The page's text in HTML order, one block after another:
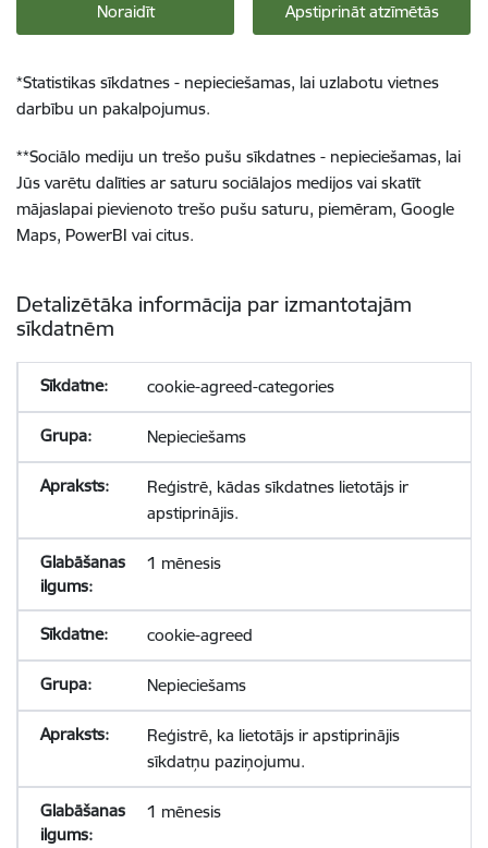
Noraidīt Apstiprināt atzīmētās
*Statistikas sīkdatnes - nepieciešamas, lai uzlabotu vietnes
darbību un pakalpojumus.
**Sociālo mediju un trešo pušu sīkdatnes - nepieciešamas, lai
Jūs varētu dalīties ar saturu sociālajos medijos vai skatīt
mājaslapai pievienoto trešo pušu saturu, piemēram, Google
Maps, PowerBI vai citus.
Detalizētāka informācija par izmantotajām
sīkdatnēm
cookie-agreed-categories
Nepieciešams
Reģistrē, kādas sīkdatnes lietotājs ir
apstiprinājis.
1 mēnesis
cookie-agreed
Nepieciešams
Reģistrē, ka lietotājs ir apstiprinājis
sīkdatņu paziņojumu.
1 mēnesis